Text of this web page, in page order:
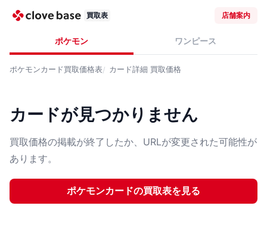
買取表 店舗案内
ポケモン ワンピース
ポケモンカード買取価格表 カード詳細 買取価格
カードが見つかりません
買取価格の掲載が終了したか、URLが変更された可能性が
あります。
ポケモンカードの買取表を見る